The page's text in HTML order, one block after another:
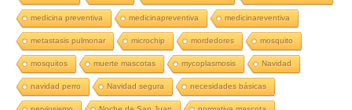
medicina preventiva medicinapreventiva medicinareventiva
metastasis pulmonar microchip mordedores mosquito
mosquitos muerte mascotas mycoplasmosis Navidad
navidad perro Navidad segura necesidades básicas